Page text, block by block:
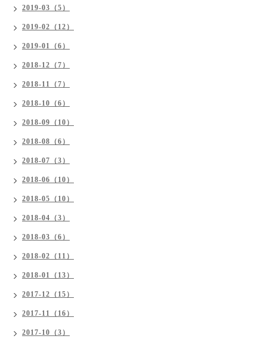
2019-03（5）
2019-02（12）
2019-01（6）
2018-12（7）
2018-11（7）
2018-10（6）
2018-09（10）
2018-08（6）
2018-07（3）
2018-06（10）
2018-05（10）
2018-04（3）
2018-03（6）
2018-02（11）
2018-01（13）
2017-12（15）
2017-11（16）
2017-10（3）